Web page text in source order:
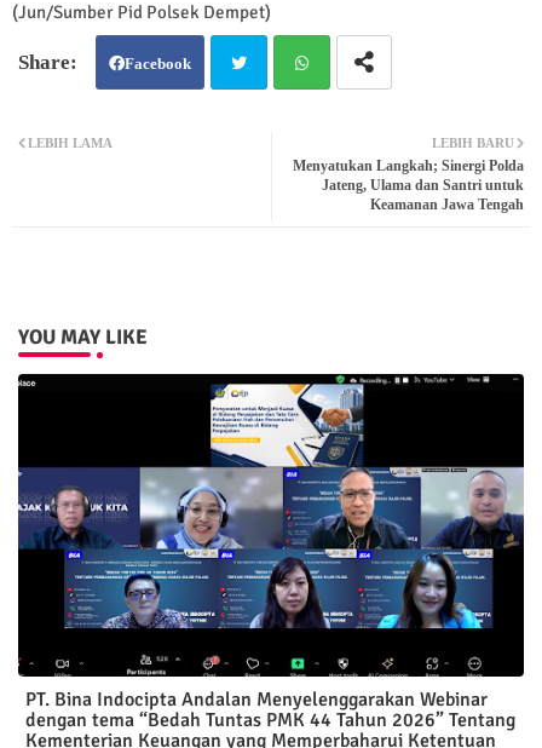
(Jun/Sumber Pid Polsek Dempet)
Facebook
atsa
LEBIH BARU
Menyatukan Langkah; Sinergi Polda
Jateng, Ulama dan Santri untuk
Keamanan Jawa Tengah
LEBIH LAMA
YOU MAY LIKE
PT. Bina Indocipta Andalan Menyelenggarakan Webinar
dengan tema “Bedah Tuntas PMK 44 Tahun 2026” Tentang
Kementerian Keuangan yang Memperbaharui Ketentuan